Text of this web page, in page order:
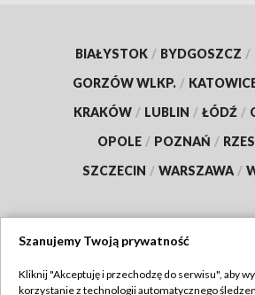
BIAŁYSTOK / BYDGOSZCZ /
GORZÓW WLKP. /
KRAKÓW / LUBLIN / ŁÓDŹ /
OPOLE / POZNAŃ /
SZCZECIN / WARSZAWA /
Szanujemy Twoją prywatność
Kliknij "Akceptuję i przechodzę do serwisu", aby
korzystanie z technologii automatycznego